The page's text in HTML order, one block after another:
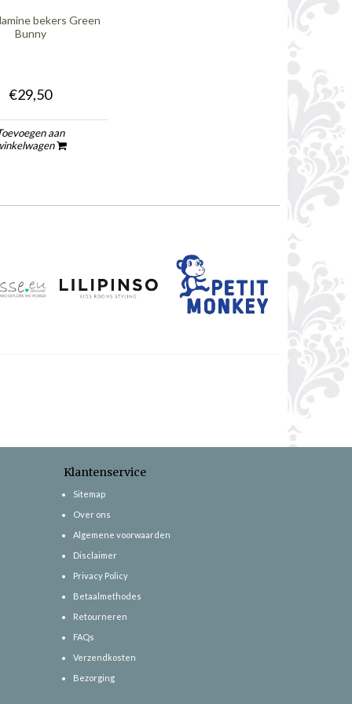
bekers Green
Bunny
€29,50
aan
Klantenservice
Sitemap
Over ons
Algemene voorwaarden
Disclaimer
Privacy Policy
Betaalmethodes
Retourneren
FAQs
Verzendkosten
Bezorging